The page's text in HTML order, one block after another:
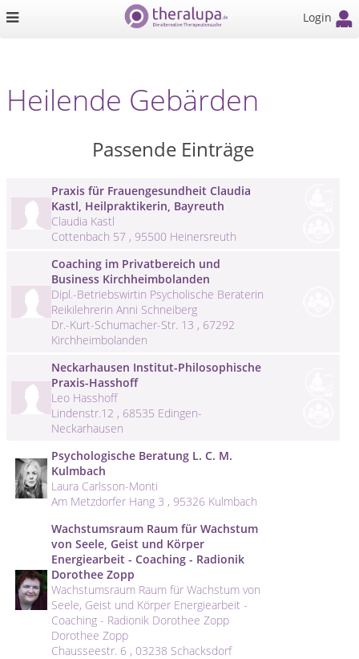
Login
Heilende Gebärden
Passende Einträge
Praxis für Frauengesundheit Claudia
Kastl, Heilpraktikerin, Bayreuth
Claudia Kastl
Cottenbach 57 , 95500 Heinersreuth
Coaching im Privatbereich und
Business Kirchheimbolanden
Dipl.-Betriebswirtin Psycholische Beraterin
Reikilehrerin Anni Schneiberg
Dr.-Kurt-Schumacher-Str. 13 , 67292
Kirchheimbolanden
Neckarhausen Institut-Philosophische
Praxis-Hasshoff
Leo Hasshoff
Lindenstr.12 , 68535 Edingen-
Neckarhausen
Psychologische Beratung L. C. M.
Kulmbach
Laura Carlsson-Monti
Am Metzdorfer Hang 3 , 95326 Kulmbach
Wachstumsraum Raum für Wachstum
von Seele, Geist und Körper
Energiearbeit - Coaching - Radionik
Dorothee Zopp
Wachstumsraum Raum für Wachstum von
Seele, Geist und Körper Energiearbeit -
Coaching - Radionik Dorothee Zopp
Dorothee Zopp
Chausseestr. 6 , 03238 Schacksdorf